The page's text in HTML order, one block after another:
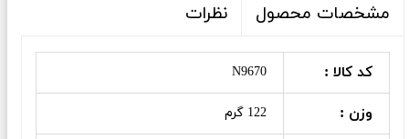
مشخصات محصول نظرات
کد کالا : N9670
وزن : 122 گرم